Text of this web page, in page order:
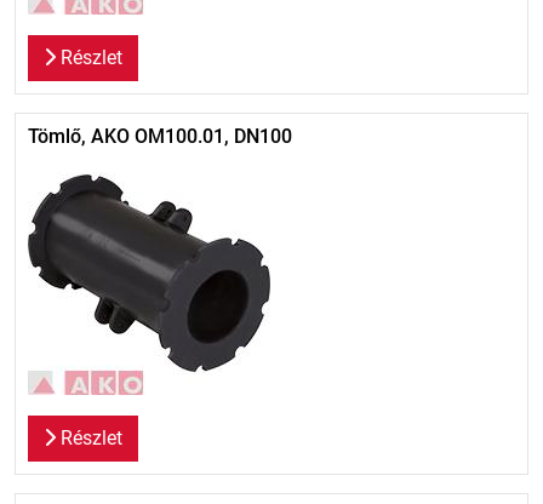
Részlet
Tömlő, AKO OM100.01, DN100
Részlet